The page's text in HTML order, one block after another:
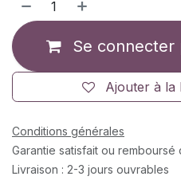
Se connecter
Ajouter à la
Conditions générales
Garantie satisfait ou remboursé
Livraison : 2-3 jours ouvrables